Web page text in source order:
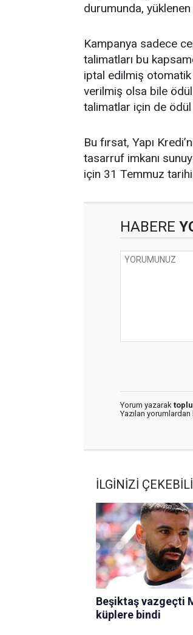
durumunda, yüklenen
Kampanya sadece
talimatları bu
iptal edilmiş
verilmiş olsa bile ödül
talimatlar için de
Bu fırsat, Yapı
tasarruf imkanı
için 31 Temmuz
HABERE
Yorum yazarak
Yazılan